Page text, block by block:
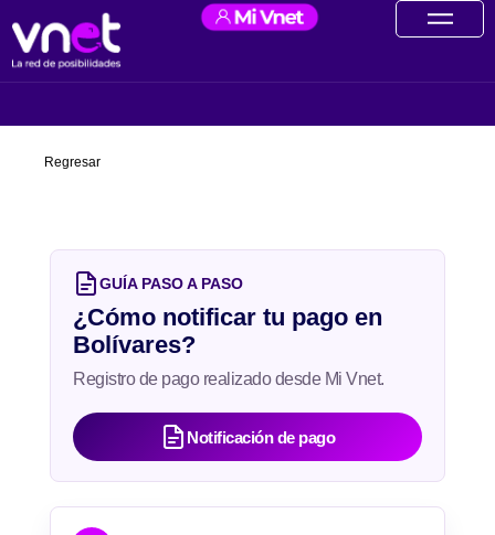
Regresar
GUÍA PASO A PASO
¿Cómo notificar tu pago en
Bolívares?
Registro de pago realizado desde Mi Vnet.
Notificación de pago